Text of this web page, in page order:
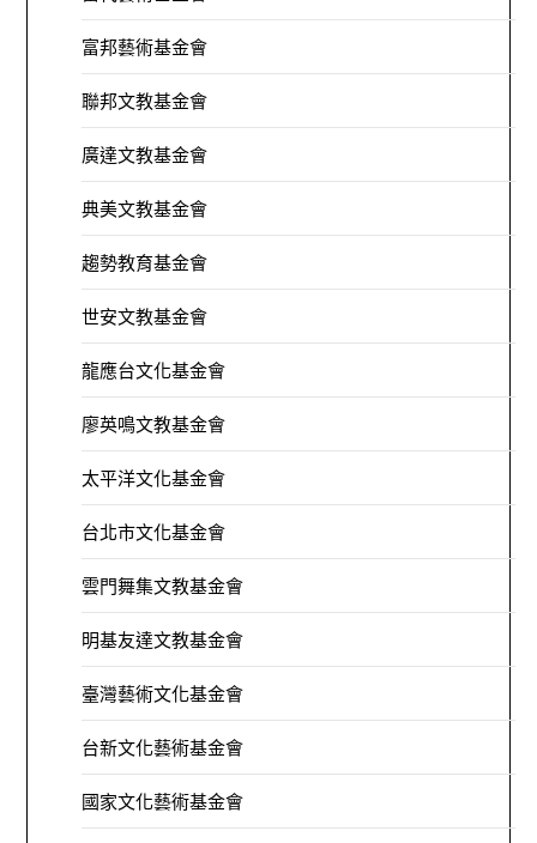
富邦藝術基金會
聯邦文教基金會
廣達文教基金會
典美文教基金會
趨勢教育基金會
世安文教基金會
龍應台文化基金會
廖英鳴文教基金會
太平洋文化基金會
台北市文化基金會
雲門舞集文教基金會
明基友達文教基金會
臺灣藝術文化基金會
台新文化藝術基金會
國家文化藝術基金會